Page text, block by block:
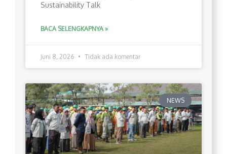
Sustainability Talk
BACA SELENGKAPNYA »
Juni 8, 2026 Tidak ada komentar
NEWS